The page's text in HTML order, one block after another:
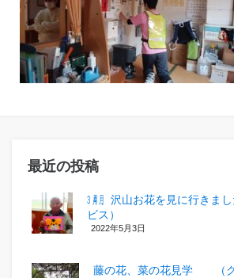
最近の投稿
㋂㋃、沢山お花を見に行きま
ビス）
2022年5月3日
藤の花、菜の花見学 （グ